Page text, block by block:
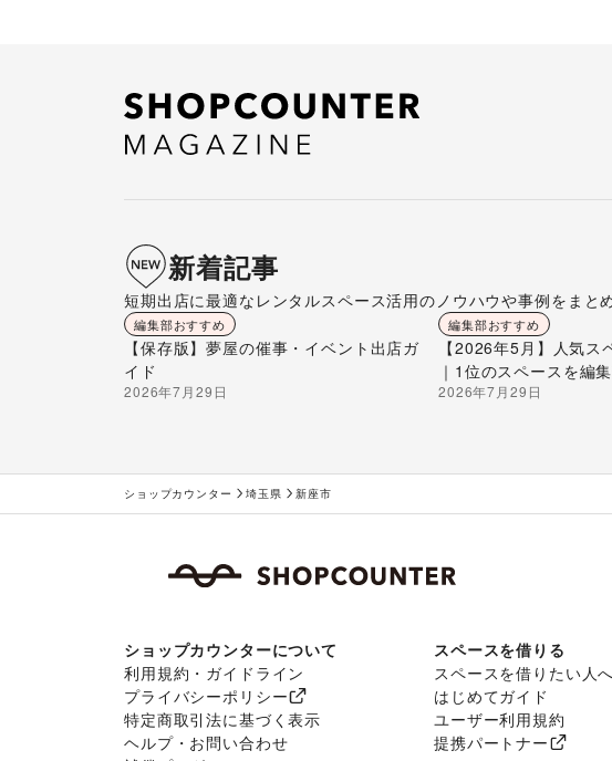
新着記事
短期出店に最適なレンタルスペース活用のノウハウや事例をまと
編集部おすすめ
【保存版】夢屋の催事・イベント出店ガ
イド
2026年7月29日
編集部おすすめ
【2026年5月】人気ス
｜1位のスペースを編
2026年7月29日
ショップカウンター 埼玉県 新座市
ショップカウンターについて
利用規約・ガイドライン
プライバシーポリシー
特定商取引法に基づく表示
ヘルプ・お問い合わせ
スペースを借りる
スペースを借りたい人へ
はじめてガイド
ユーザー利用規約
提携パートナー